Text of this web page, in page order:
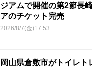
ジアムで開催の第2節長
アのチケット完売
2026/8/7(金)17:53
岡山県倉敷市がトイレト